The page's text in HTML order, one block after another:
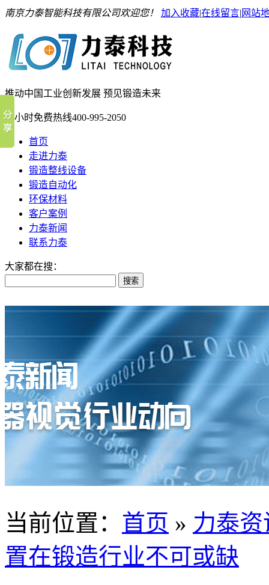
南京力泰智能科技有限公司欢迎您！ 加入收藏|在线留言| 网站
推动中国工业创新发展 预见锻造未来
24小时免费热线400-995-2050
首页
走进力泰
锻造整线设备
锻造自动化
环保材料
客户案例
力泰新闻
联系力泰
大家都在搜：
当前位置 ： 首页 » 力泰资
置在锻造行业不可或缺